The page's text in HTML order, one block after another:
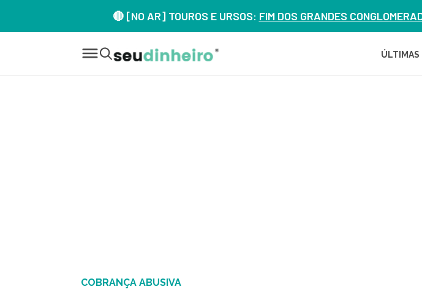
🔴 [NO AR] TOUROS E URSOS: FIM DOS GRANDES
ÚLTIMAS
COBRANÇA ABUSIVA